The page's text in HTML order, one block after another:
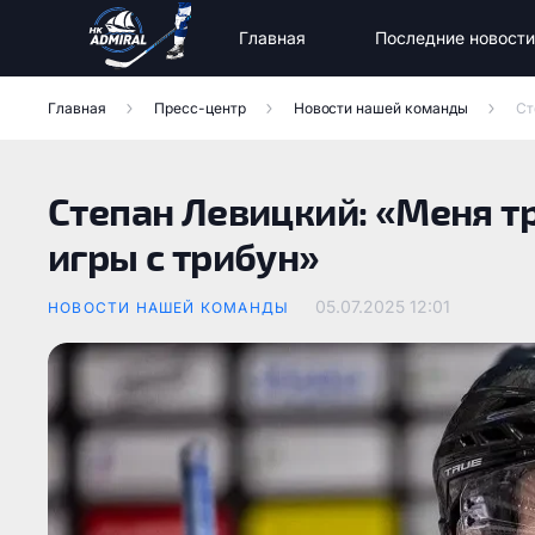
Главная Последние новости
Главная Пресс-центр Новости нашей команды
Степан Левицкий: «Меня
игры с трибун»
НОВОСТИ НАШЕЙ КОМАНДЫ 05.07.2025 12:01